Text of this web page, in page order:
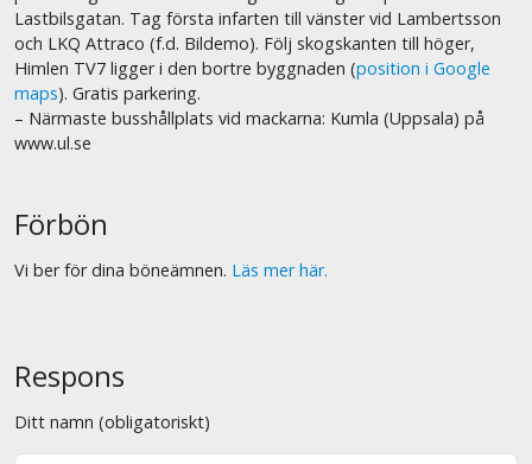
Lastbilsgatan. Tag första infarten till vänster vid Lambertsson
och LKQ Attraco (f.d. Bildemo). Följ skogskanten till höger,
Himlen TV7 ligger i den bortre byggnaden (position i Google
maps). Gratis parkering.
– Närmaste busshållplats vid mackarna: Kumla (Uppsala) på
www.ul.se
Förbön
Vi ber för dina böneämnen. Läs mer här.
Respons
Ditt namn (obligatoriskt)